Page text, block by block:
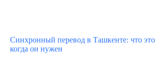
Синхронный перевод в Ташкенте: что это
когда он нужен